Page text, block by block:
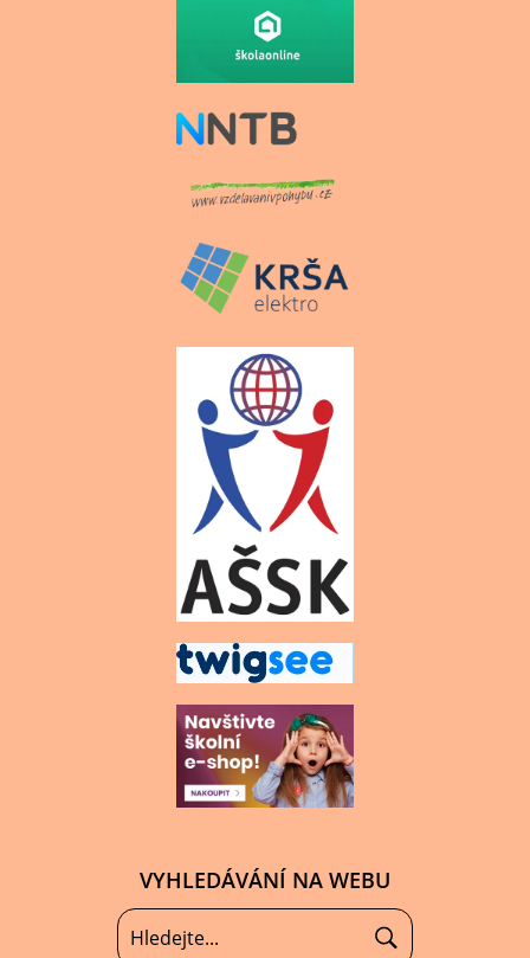
VYHLEDÁVÁNÍ NA WEBU